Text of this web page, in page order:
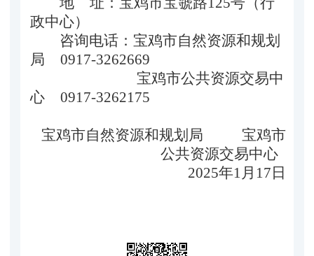
政中心）
咨询电话：宝鸡市自然资源和规划
局 0917-3262669
宝鸡市公共资源交易中
心 0917-3262175
宝鸡市自然资源和规划局 宝鸡市
公共资源交易中心
2025年1月 17 日